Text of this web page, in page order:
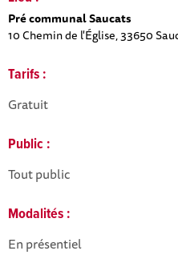
Pré communal Saucats
10 Chemin de l'Église, 33650
Tarifs :
Gratuit
Public :
Tout public
Modalités :
En présentiel